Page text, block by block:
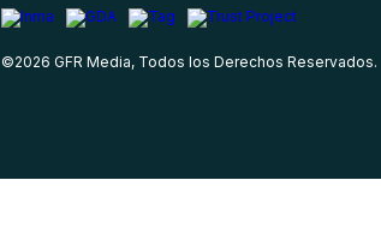
©2026 GFR Media, Todos los Derechos Reservados.